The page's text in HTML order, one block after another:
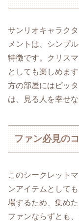
サンリオキャラク
メントは、シンプ
特徴です。クリス
としても楽しめま
方の部屋にはピッ
は、見る人を幸せ
ファン必見の
このシークレット
ンアイテムとして
場するため、集め
ファンならずとも